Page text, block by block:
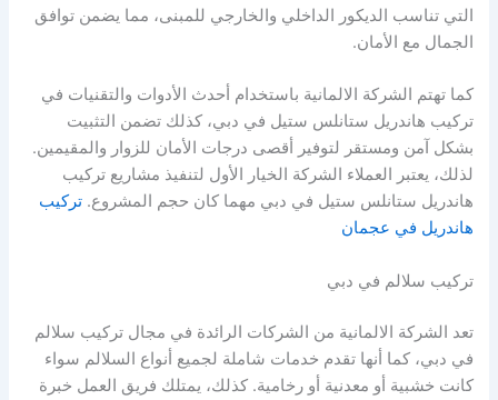
التي تناسب الديكور الداخلي والخارجي للمبنى، مما يضمن توافق
الجمال مع الأمان.
كما تهتم الشركة الالمانية باستخدام أحدث الأدوات والتقنيات في
تركيب هاندريل ستانلس ستيل في دبي، كذلك تضمن التثبيت
بشكل آمن ومستقر لتوفير أقصى درجات الأمان للزوار والمقيمين.
لذلك، يعتبر العملاء الشركة الخيار الأول لتنفيذ مشاريع تركيب
هاندريل ستانلس ستيل في دبي مهما كان حجم المشروع.تركيب
هاندريل في عجمان
تركيب سلالم في دبي
تعد الشركة الالمانية من الشركات الرائدة في مجال تركيب سلالم
في دبي، كما أنها تقدم خدمات شاملة لجميع أنواع السلالم سواء
كانت خشبية أو معدنية أو رخامية. كذلك، يمتلك فريق العمل خبرة